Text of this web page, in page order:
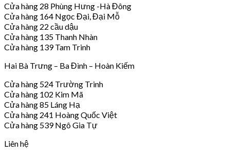
Cửa hàng 28 Phùng Hưng -Hà Đông
Cửa hàng 164 Ngọc Đại, Đại Mỗ
Cửa hàng 22 cầu dậu
Cửa hàng 135 Thanh Nhàn
Cửa hàng 139 Tam Trinh
Hai Bà Trưng – Ba Đình – Hoàn Kiếm
Cửa hàng 524 Trường Trinh
Cửa hàng 102 Kim Mã
Cửa hàng 85 Láng Hạ
Cửa hàng 241 Hoàng Quốc Việt
Cửa hàng 539 Ngô Gia Tự
Liên hệ